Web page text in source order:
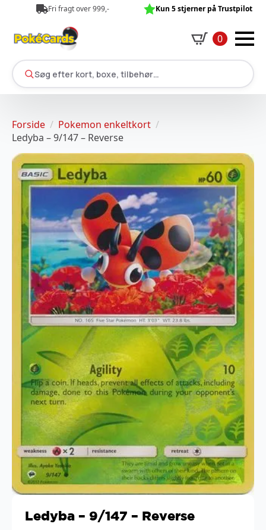
Fri fragt over 999,- Kun 5 stjerner på Trustpilot
0
Søg efter kort, boxe, tilbehør…
Forside
Pokemon enkeltkort
Ledyba – 9/147 – Reverse
Ledyba – 9/147 – Reverse